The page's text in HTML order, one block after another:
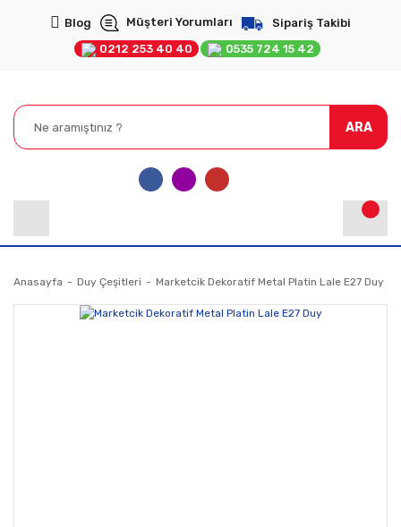
Blog Müşteri Yorumları
Sipariş Takibi
0212 253 40 40
0535 724 15 42
ARA
Anasayfa Duy Çeşitleri Marketcik Dekoratif Metal Platin Lale E27 Duy